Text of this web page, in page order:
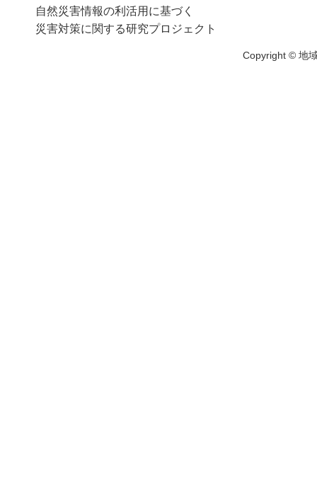
自然災害情報の利活用に基づく
災害対策に関する研究プロジェクト
Copyright © 地